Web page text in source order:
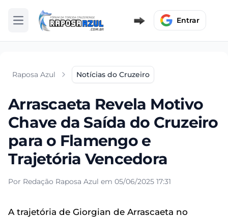
Abrir menu Entrar
Raposa Azul Notícias do Cruzeiro
Arrascaeta Revela Motivo
Chave da Saída do Cruzeiro
para o Flamengo e
Trajetória Vencedora
Por Redação Raposa Azul em 05/06/2025 17:31
A trajetória de Giorgian de Arrascaeta no